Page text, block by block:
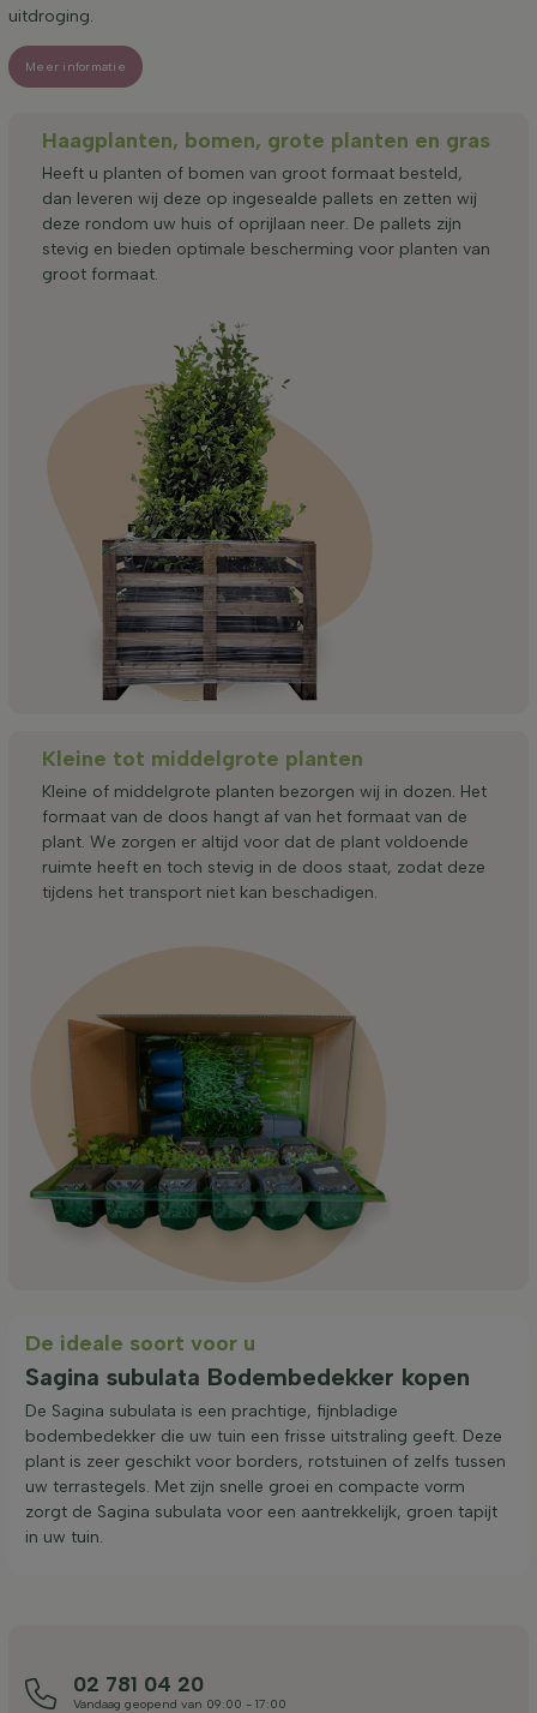
uitdroging.
Meer informatie
Haagplanten, bomen, grote planten en gras
Heeft u planten of bomen van groot formaat besteld,
dan leveren wij deze op ingesealde pallets en zetten wij
deze rondom uw huis of oprijlaan neer. De pallets zijn
stevig en bieden optimale bescherming voor planten van
groot formaat.
Kleine tot middelgrote planten
Kleine of middelgrote planten bezorgen wij in dozen. Het
formaat van de doos hangt af van het formaat van de
plant. We zorgen er altijd voor dat de plant voldoende
ruimte heeft en toch stevig in de doos staat, zodat deze
tijdens het transport niet kan beschadigen.
De ideale soort voor u
Sagina subulata Bodembedekker kopen
De Sagina subulata is een prachtige, fijnbladige
bodembedekker die uw tuin een frisse uitstraling geeft. Deze
plant is zeer geschikt voor borders, rotstuinen of zelfs tussen
uw terrastegels. Met zijn snelle groei en compacte vorm
zorgt de Sagina subulata voor een aantrekkelijk, groen tapijt
in uw tuin.
02 781 04 20
Vandaag geopend van 09:00 - 17:00